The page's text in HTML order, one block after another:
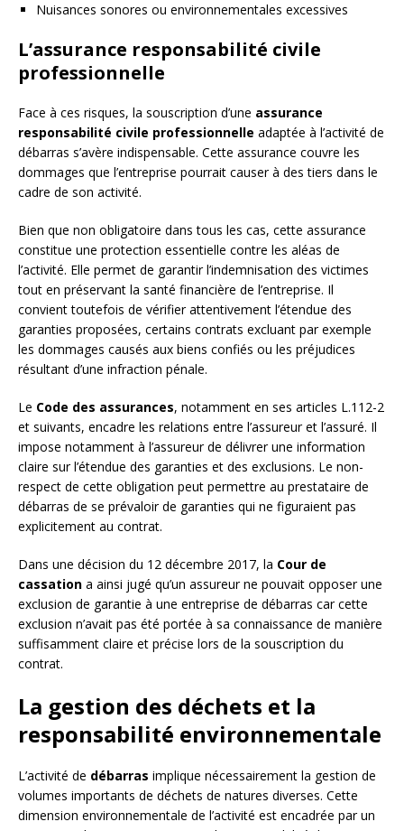
Nuisances sonores ou environnementales excessives
L’assurance responsabilité civile
professionnelle
Face à ces risques, la souscription d’une assurance
responsabilité civile professionnelle adaptée à l’activité de
débarras s’avère indispensable. Cette assurance couvre les
dommages que l’entreprise pourrait causer à des tiers dans le
cadre de son activité.
Bien que non obligatoire dans tous les cas, cette assurance
constitue une protection essentielle contre les aléas de
l’activité. Elle permet de garantir l’indemnisation des victimes
tout en préservant la santé financière de l’entreprise. Il
convient toutefois de vérifier attentivement l’étendue des
garanties proposées, certains contrats excluant par exemple
les dommages causés aux biens confiés ou les préjudices
résultant d’une infraction pénale.
Le Code des assurances, notamment en ses articles L.112-2
et suivants, encadre les relations entre l’assureur et l’assuré. Il
impose notamment à l’assureur de délivrer une information
claire sur l’étendue des garanties et des exclusions. Le non-
respect de cette obligation peut permettre au prestataire de
débarras de se prévaloir de garanties qui ne figuraient pas
explicitement au contrat.
Dans une décision du 12 décembre 2017, la Cour de
cassation a ainsi jugé qu’un assureur ne pouvait opposer une
exclusion de garantie à une entreprise de débarras car cette
exclusion n’avait pas été portée à sa connaissance de manière
suffisamment claire et précise lors de la souscription du
contrat.
La gestion des déchets et la
responsabilité environnementale
L’activité de débarras implique nécessairement la gestion de
volumes importants de déchets de natures diverses. Cette
dimension environnementale de l’activité est encadrée par un